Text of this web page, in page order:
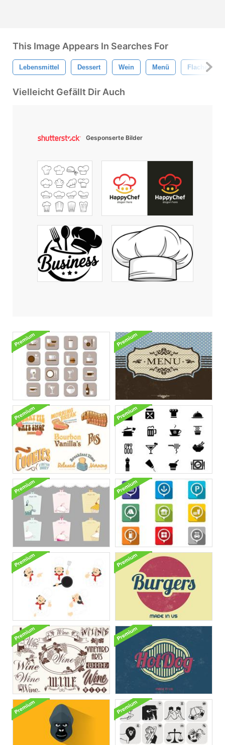
This Image Appears In Searches For
Lebensmittel Dessert Wein Menü Flache
Vielleicht Gefällt Dir Auch
Gesponserte Bilder